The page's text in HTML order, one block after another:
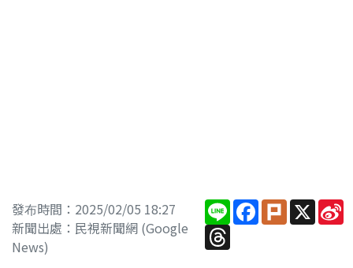
發布時間：2025/02/05 18:27
新聞出處：民視新聞網 (Google
News)
LineFacebook
PlurkX
Threads